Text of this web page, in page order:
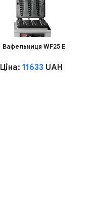
Вафельниця WF25 E
Ціна: 11633 UAH